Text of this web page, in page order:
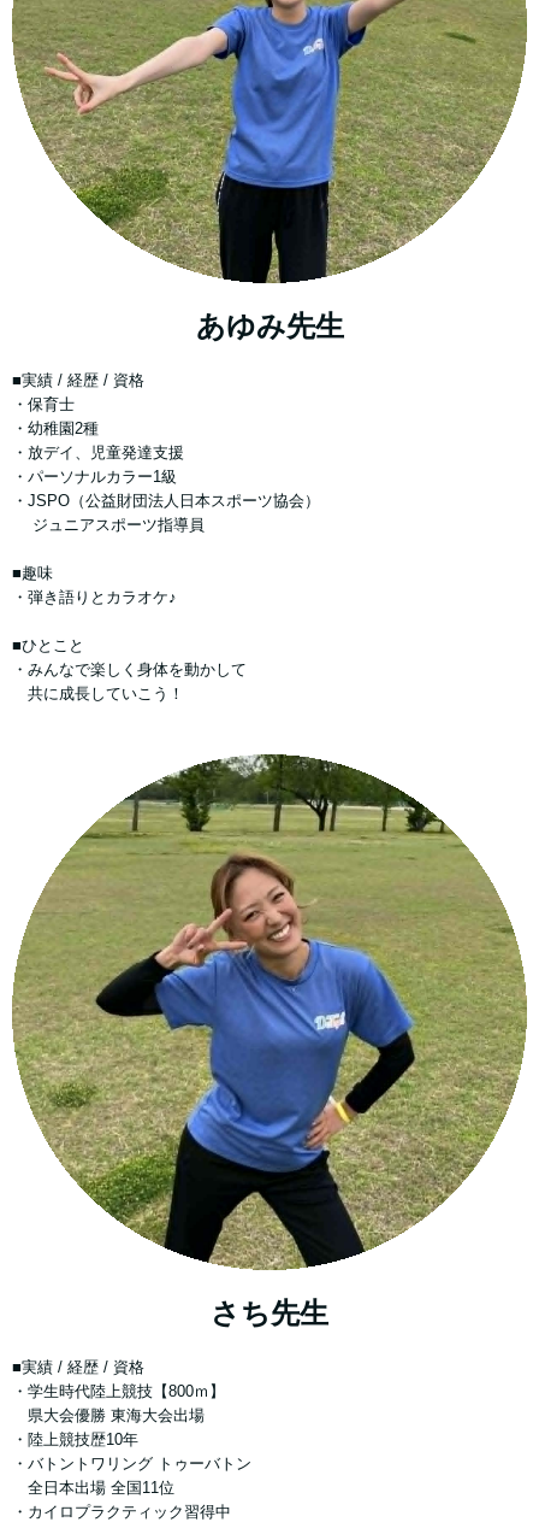
あゆみ先生
■実績 / 経歴 / 資格
・保育士
・幼稚園2種
・放デイ、児童発達支援
・パーソナルカラー1級
・JSPO（公益財団法人日本スポーツ協会）
ジュニアスポーツ指導員
■趣味
・弾き語りとカラオケ♪
■ひとこと
・みんなで楽しく身体を動かして
共に成長していこう！
さち先生
■実績 / 経歴 / 資格
・学生時代陸上競技【800ｍ】
県大会優勝 東海大会出場
・陸上競技歴10年
・バトントワリング トゥーバトン
全日本出場 全国11位
・カイロプラクティック習得中